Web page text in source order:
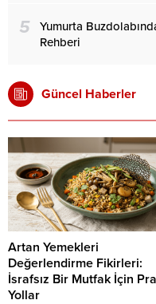
5
Yumurta
Rehberi
Güncel Haberler
Artan Yemekleri
Değerlendirme Fikirleri:
İsrafsız Bir Mutfak İçin
Yollar